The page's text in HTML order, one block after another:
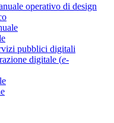
operativo di design
pubblici digitali
digitale (e-